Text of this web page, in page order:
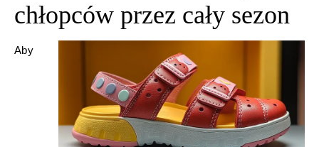
chłopców przez cały sezon
Aby